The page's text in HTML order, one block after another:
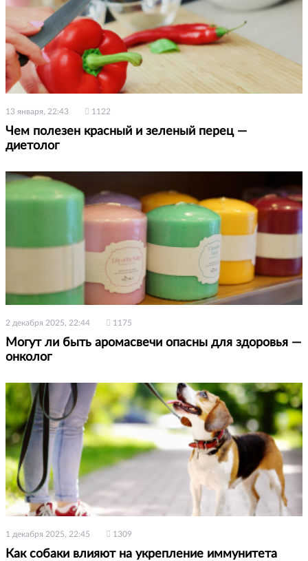
13 января, 22:43 1122
Чем полезен красный и зеленый перец —
диетолог
2 декабря 2025, 22:44 1175
Могут ли быть аромасвечи опасны для здоровья —
онколог
1 декабря 2025, 22:45 1309
Как собаки влияют на укрепление иммунитета